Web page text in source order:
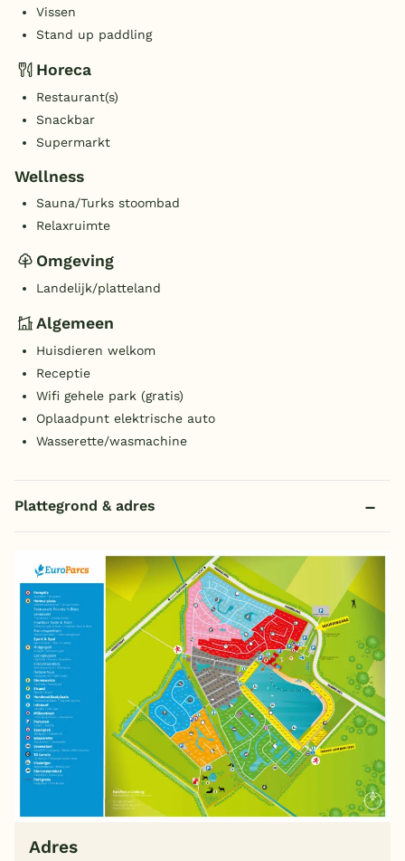
Vissen
Stand up paddling
Horeca
Restaurant(s)
Snackbar
Supermarkt
Wellness
Sauna/Turks stoombad
Relaxruimte
Omgeving
Landelijk/platteland
Algemeen
Huisdieren welkom
Receptie
Wifi gehele park (gratis)
Oplaadpunt elektrische auto
Wasserette/wasmachine
Plattegrond & adres
Adres